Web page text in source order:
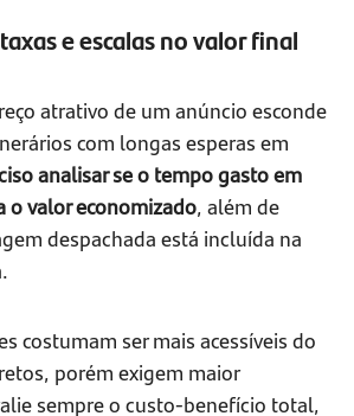
e escalas no valor final
atrativo de um anúncio esconde
com longas esperas em
analisar se o tempo gasto em
o valor economizado, além de
despachada está incluída na
costumam ser mais acessíveis do
porém exigem maior
sempre o custo-benefício total,